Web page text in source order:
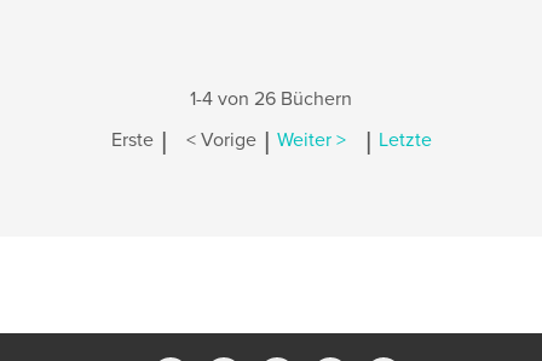
1-4 von 26 Büchern
Erste | < Vorige | Weiter > | Letzte